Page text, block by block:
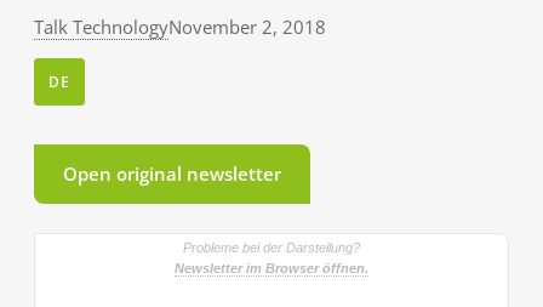
Talk TechnologyNovember 2, 2018
DE
Open original newsletter